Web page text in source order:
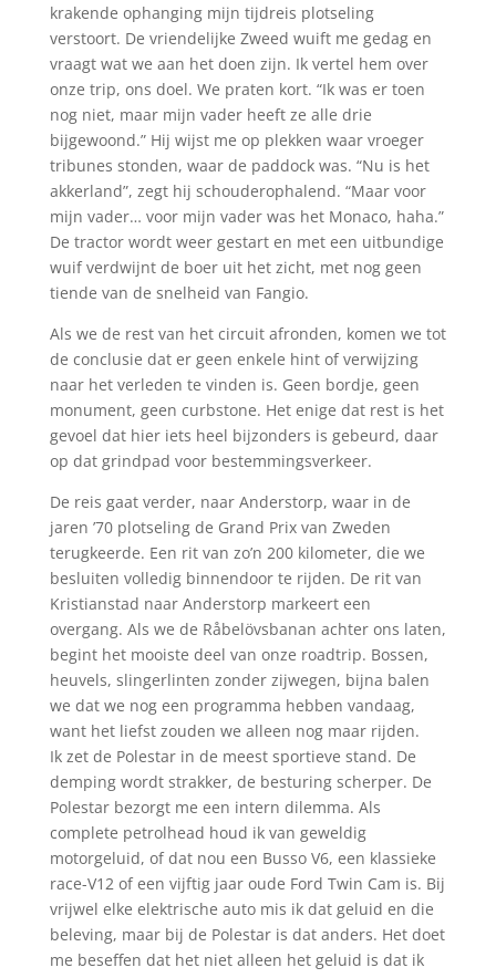
krakende ophanging mijn tijdreis plotseling
verstoort. De vriendelijke Zweed wuift me gedag en
vraagt wat we aan het doen zijn. Ik vertel hem over
onze trip, ons doel. We praten kort. “Ik was er toen
nog niet, maar mijn vader heeft ze alle drie
bijgewoond.” Hij wijst me op plekken waar vroeger
tribunes stonden, waar de paddock was. “Nu is het
akkerland”, zegt hij schouderophalend. “Maar voor
mijn vader… voor mijn vader was het Monaco, haha.”
De tractor wordt weer gestart en met een uitbundige
wuif verdwijnt de boer uit het zicht, met nog geen
tiende van de snelheid van Fangio.
Als we de rest van het circuit afronden, komen we tot
de conclusie dat er geen enkele hint of verwijzing
naar het verleden te vinden is. Geen bordje, geen
monument, geen curbstone. Het enige dat rest is het
gevoel dat hier iets heel bijzonders is gebeurd, daar
op dat grindpad voor bestemmingsverkeer.
De reis gaat verder, naar Anderstorp, waar in de
jaren ’70 plotseling de Grand Prix van Zweden
terugkeerde. Een rit van zo’n 200 kilometer, die we
besluiten volledig binnendoor te rijden. De rit van
Kristianstad naar Anderstorp markeert een
overgang. Als we de Råbelövsbanan achter ons laten,
begint het mooiste deel van onze roadtrip. Bossen,
heuvels, slingerlinten zonder zijwegen, bijna balen
we dat we nog een programma hebben vandaag,
want het liefst zouden we alleen nog maar rijden.
Ik zet de Polestar in de meest sportieve stand. De
demping wordt strakker, de besturing scherper. De
Polestar bezorgt me een intern dilemma. Als
complete petrolhead houd ik van geweldig
motorgeluid, of dat nou een Busso V6, een klassieke
race-V12 of een vijftig jaar oude Ford Twin Cam is. Bij
vrijwel elke elektrische auto mis ik dat geluid en die
beleving, maar bij de Polestar is dat anders. Het doet
me beseffen dat het niet alleen het geluid is dat ik